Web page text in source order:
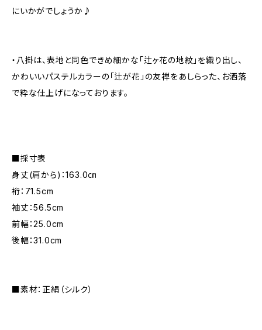
にいかがでしょうか♪
・八掛は、表地と同色できめ細かな「辻ヶ花の地紋」を織り出し、
かわいいパステルカラーの「辻が花」の友禅をあしらった、お洒落
で粋な仕上げになっております。
■採寸表
身丈(肩から)：163.0㎝
裄：71.5cm
袖丈：56.5cm
前幅：25.0cm
後幅：31.0cm
■素材：正絹（シルク）